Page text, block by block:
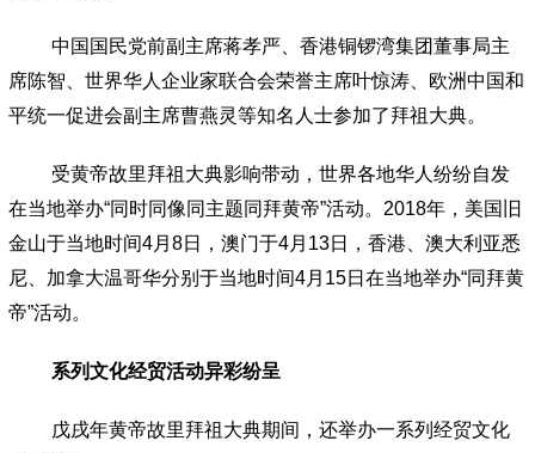
中国国民党前副主席蒋孝严、香港铜锣湾集团董事局主
席陈智、世界华人企业家联合会荣誉主席叶惊涛、欧洲中国和
平统一促进会副主席曹燕灵等知名人士参加了拜祖大典。
受黄帝故里拜祖大典影响带动，世界各地华人纷纷自发
在当地举办“同时同像同主题同拜黄帝”活动。 2018年，美国旧
金山于当地时间4月8日，澳门于4月 13日，香港、澳大利亚悉
尼、加拿大温哥华分别于当地时间4月 15日在当地举办“同拜黄
帝”活动。
系列文化经贸活动异彩纷呈
戊戌年黄帝故里拜祖大典期间，还举办一系列经贸文化